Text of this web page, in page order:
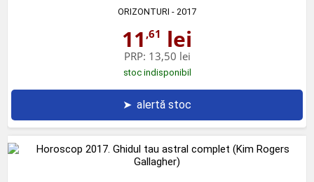
ORIZONTURI - 2017
11 ,61 lei
PRP: 13,50 lei
stoc indisponibil
➤ alertă stoc